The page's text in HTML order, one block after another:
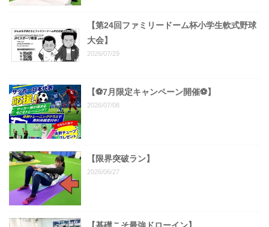
【第24回ファミリードーム杯小学生軟式野球
大会】
2026/07/29
【⚽7月限定キャンペーン開催⚽️】
2026/07/08
【限界突破ラン】
2026/06/27